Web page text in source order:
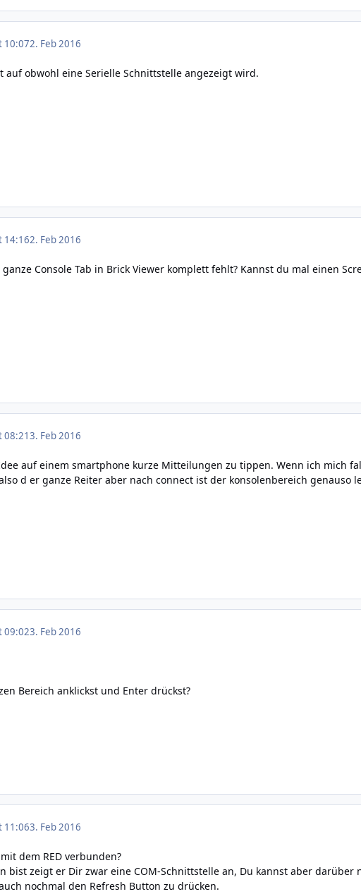
10:072. Feb 2016
auf obwohl eine Serielle Schnittstelle angezeigt wird.
14:162. Feb 2016
Console Tab in Brick Viewer komplett fehlt? Kannst du mal einen
08:213. Feb 2016
auf einem smartphone kurze Mitteilungen zu tippen. Wenn ich mich
d er ganze Reiter aber nach connect ist der konsolenbereich genauso
09:023. Feb 2016
Bereich anklickst und Enter drückst?
11:063. Feb 2016
dem RED verbunden?
bist zeigt er Dir zwar eine COM-Schnittstelle an, Du kannst aber darüber
nochmal den Refresh Button zu drücken.